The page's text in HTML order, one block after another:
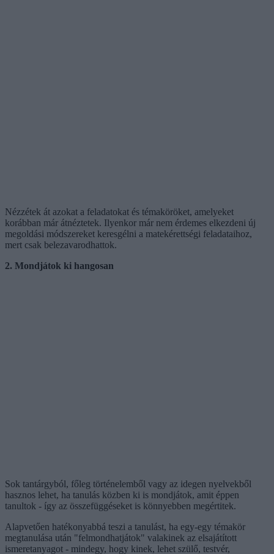
Nézzétek át azokat a feladatokat és témaköröket, amelyeket
korábban már átnéztetek. Ilyenkor már nem érdemes elkezdeni új
megoldási módszereket keresgélni a matekérettségi feladataihoz,
mert csak belezavarodhattok.
2. Mondjátok ki hangosan
Sok tantárgyból, főleg történelemből vagy az idegen nyelvekből
hasznos lehet, ha tanulás közben ki is mondjátok, amit éppen
tanultok - így az összefüggéseket is könnyebben megértitek.
Alapvetően hatékonyabbá teszi a tanulást, ha egy-egy témakör
megtanulása után "felmondhatjátok" valakinek az elsajátított
ismeretanyagot - mindegy, hogy kinek, lehet szülő, testvér,